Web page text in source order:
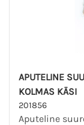
APUTELINE
KOLMAS KÄSI
201856
Aputeline